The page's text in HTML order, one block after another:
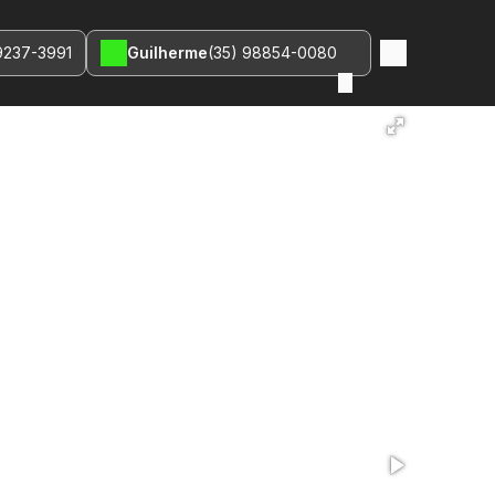
Guilherme(35) 98854-0080
3991